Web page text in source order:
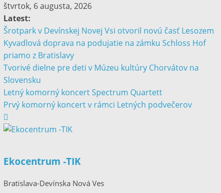
štvrtok, 6 augusta, 2026
Latest:
Šrotpark v Devínskej Novej Vsi otvoril novú časť Lesozem
Kyvadlová doprava na podujatie na zámku Schloss Hof
priamo z Bratislavy
Tvorivé dielne pre deti v Múzeu kultúry Chorvátov na
Slovensku
Letný komorný koncert Spectrum Quartett
Prvý komorný koncert v rámci Letných podvečerov
Ekocentrum -TIK
Bratislava-Devínska Nová Ves